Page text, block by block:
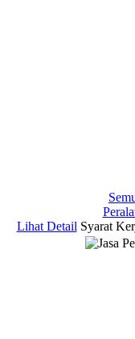
Lihat Detail Syarat